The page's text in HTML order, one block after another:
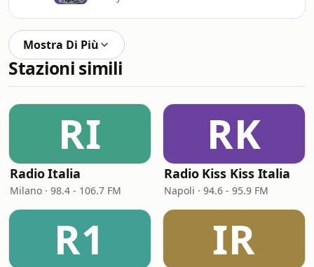
Mostra Di Più
Stazioni simili
RI
Radio Italia
Milano · 98.4 - 106.7 FM
RK
Radio Kiss Kiss Italia
Napoli · 94.6 - 95.9 FM
R1 IR